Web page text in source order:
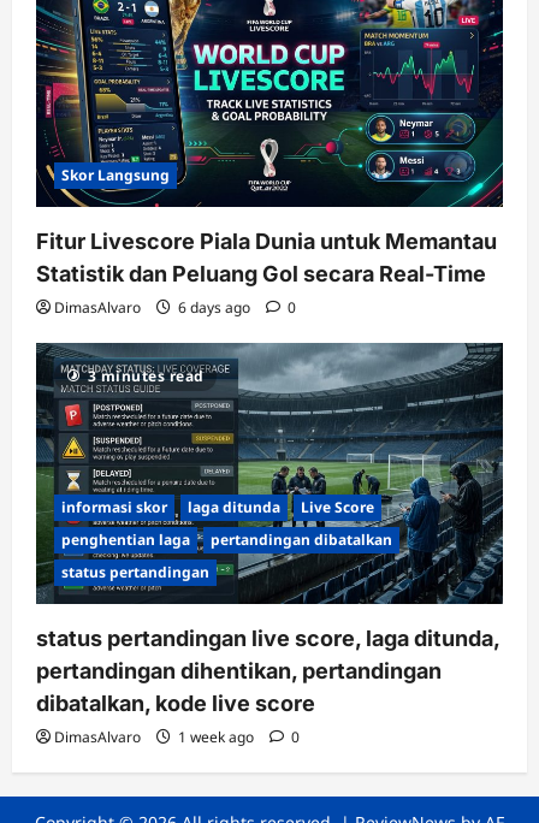
Skor Langsung
Fitur Livescore Piala Dunia untuk Memantau
Statistik dan Peluang Gol secara Real-Time
DimasAlvaro 6 days ago 0
3 minutes read
informasi skor laga ditunda
Live Score
penghentian laga
pertandingan dibatalkan
status pertandingan
status pertandingan live score, laga ditunda,
pertandingan dihentikan, pertandingan
dibatalkan, kode live score
DimasAlvaro 1 week ago 0